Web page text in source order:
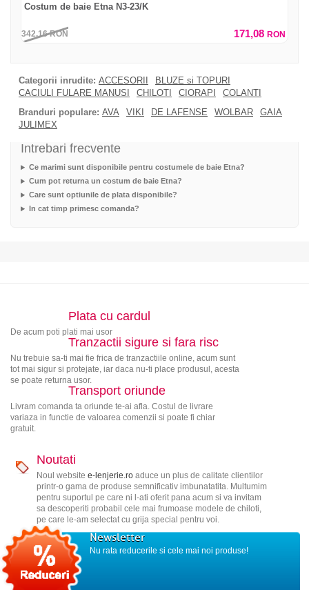
Costum de baie Etna N3-23/K
342,16RON 171,08 RON
Categorii inrudite: ACCESORII
BLUZE si TOPURI
CACIULI FULARE MANUSI
CHILOTI CIORAPI
COLANTI
Branduri populare: AVA VIKI DE LAFENSE WOLBAR
GAIA
JULIMEX
Intrebari frecvente
Ce marimi sunt disponibile pentru costumele de baie Etna?
Cum pot returna un costum de baie Etna?
Care sunt optiunile de plata disponibile?
In cat timp primesc comanda?
Plata cu cardul
De acum poti plati mai usor
Tranzactii sigure si fara risc
Nu trebuie sa-ti mai fie frica de tranzactiile online, acum sunt
tot mai sigur si protejate, iar daca nu-ti place produsul, acesta
se poate returna usor.
Transport oriunde
Livram comanda ta oriunde te-ai afla. Costul de livrare
variaza in functie de valoarea comenzii si poate fi chiar
gratuit.
Noutati
Noul website e-lenjerie.roaduce un plus de calitate clientilor
printr-o gama de produse semnificativ imbunatatita. Multumim
pentru suportul pe care ni l-ati oferit pana acum si va invitam
sa descoperiti probabil cele mai frumoase modele de chiloti,
pe care le-am selectat cu grija special pentru voi.
Newsletter
Nu rata reducerile si cele mai noi produse!